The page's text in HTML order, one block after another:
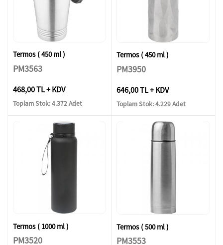
Termos ( 450 ml )
PM3563
468,00 TL + KDV
Toplam Stok: 4.372 Adet
Termos ( 450 ml )
PM3950
646,00 TL + KDV
Toplam Stok: 4.229 Adet
Termos ( 1000 ml )
PM3520
Termos ( 500 ml )
PM3553